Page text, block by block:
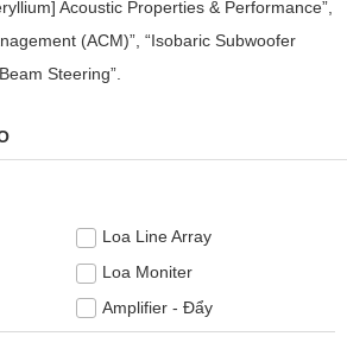
Acoustic Properties & Performance”,
(ACM)”, “Isobaric Subwoofer
Steering”.
Loa Line Array
Loa Moniter
Amplifier - Đẩy